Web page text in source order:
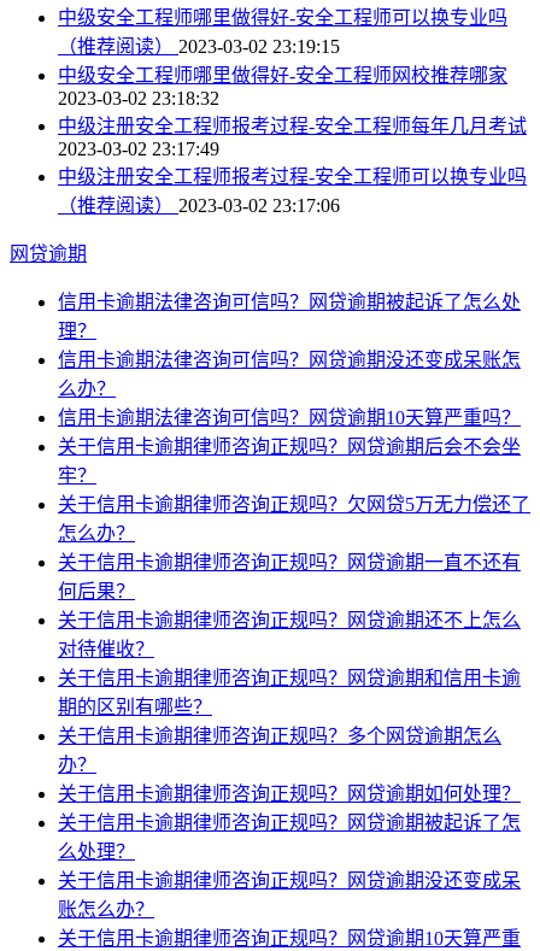
中级安全工程师哪里做得好-安全工程师可以换专业吗
（推荐阅读） 2023-03-02 23:19:15
中级安全工程师哪里做得好-安全工程师网校推荐哪家
2023-03-02 23:18:32
中级注册安全工程师报考过程-安全工程师每年几月考试
2023-03-02 23:17:49
中级注册安全工程师报考过程-安全工程师可以换专业吗
（推荐阅读） 2023-03-02 23:17:06
网贷逾期
信用卡逾期法律咨询可信吗？网贷逾期被起诉了怎么处
理？
信用卡逾期法律咨询可信吗？网贷逾期没还变成呆账怎
么办？
信用卡逾期法律咨询可信吗？网贷逾期10天算严重吗？
关于信用卡逾期律师咨询正规吗？网贷逾期后会不会坐
牢？
关于信用卡逾期律师咨询正规吗？欠网贷5万无力偿还了
怎么办？
关于信用卡逾期律师咨询正规吗？网贷逾期一直不还有
何后果？
关于信用卡逾期律师咨询正规吗？网贷逾期还不上怎么
对待催收？
关于信用卡逾期律师咨询正规吗？网贷逾期和信用卡逾
期的区别有哪些？
关于信用卡逾期律师咨询正规吗？多个网贷逾期怎么
办？
关于信用卡逾期律师咨询正规吗？网贷逾期如何处理？
关于信用卡逾期律师咨询正规吗？网贷逾期被起诉了怎
么处理？
关于信用卡逾期律师咨询正规吗？网贷逾期没还变成呆
账怎么办？
关于信用卡逾期律师咨询正规吗？网贷逾期10天算严重